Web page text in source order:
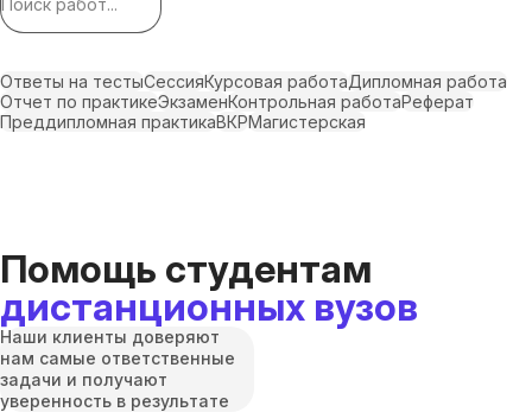
Ответы на тестыСессияКурсовая работаДипломная работа
Отчет по практикеЭкзаменКонтрольная работаРеферат
Преддипломная практикаВКРМагистерская
Помощь студентам
дистанционных вузов
Наши клиенты доверяют
нам самые ответственные
задачи и получают
уверенность в результате